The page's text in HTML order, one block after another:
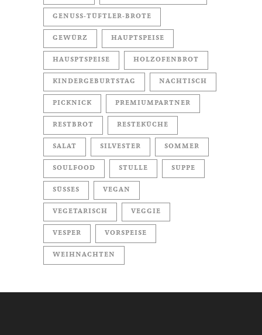
GENUSS-TÜFTLER-BROTE
GEWÜRZ HAUPTSPEISE
HAUSPTSPEISE HOLZOFENBROT
KINDERGEBURTSTAG NACHTISCH
PICKNICK PREMIUMPARTNER
RESTBROT RESTEKÜCHE
SALAT SILVESTER SOMMER
SOULFOOD STULLE SUPPE
SÜSSES VEGAN
VEGETARISCH VEGGIE
VESPER VORSPEISE
WEIHNACHTEN